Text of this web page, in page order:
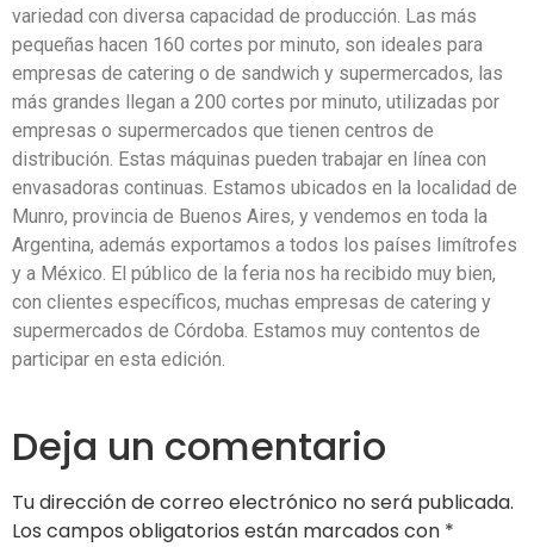
variedad con diversa capacidad de producción. Las más
pequeñas hacen 160 cortes por minuto, son ideales para
empresas de catering o de sandwich y supermercados, las
más grandes llegan a 200 cortes por minuto, utilizadas por
empresas o supermercados que tienen centros de
distribución. Estas máquinas pueden trabajar en línea con
envasadoras continuas. Estamos ubicados en la localidad de
Munro, provincia de Buenos Aires, y vendemos en toda la
Argentina, además exportamos a todos los países limítrofes
y a México. El público de la feria nos ha recibido muy bien,
con clientes específicos, muchas empresas de catering y
supermercados de Córdoba. Estamos muy contentos de
participar en esta edición.
Deja un comentario
Tu dirección de correo electrónico no será publicada.
Los campos obligatorios están marcados con *